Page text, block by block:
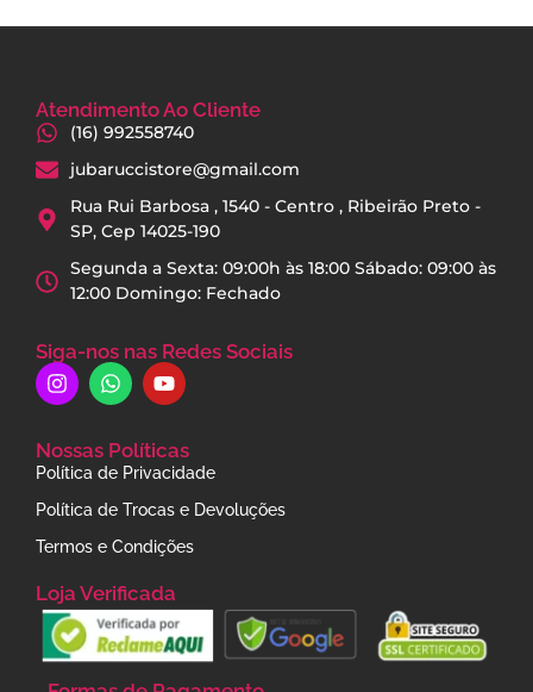
Atendimento Ao Cliente
(16) 992558740
jubaruccistore@gmail.com
Rua Rui Barbosa , 1540 - Centro , Ribeirão Preto -
SP, Cep 14025-190
Segunda a Sexta: 09:00h às 18:00 Sábado: 09:00 às
12:00 Domingo: Fechado
Siga-nos nas Redes Sociais
Nossas Políticas
Política de Privacidade
Política de Trocas e Devoluções
Termos e Condições
Loja Verificada